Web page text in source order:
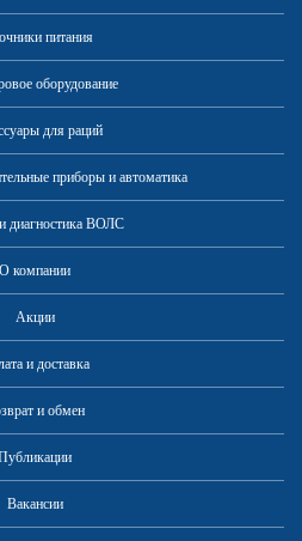
питания
оборудование
для раций
приборы и автоматика
диагностика ВОЛС
О компании
Акции
и доставка
и обмен
Вакансии